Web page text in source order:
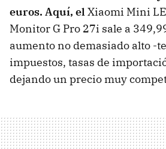
euros. Aquí, elXiaomi Mini
Monitor G Pro 27i sale a
aumento no demasiado alto -
impuestos, tasas de
dejando un precio muy